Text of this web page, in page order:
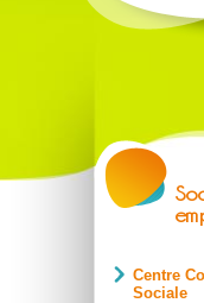
Centre
Sociale